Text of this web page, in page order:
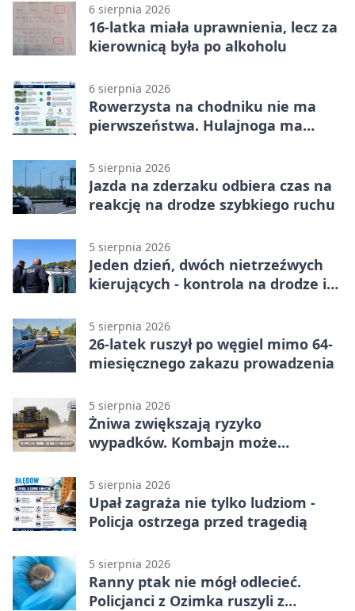
6 sierpnia 2026
16-latka miała uprawnienia, lecz za
kierownicą była po alkoholu
6 sierpnia 2026
Rowerzysta na chodniku nie ma
pierwszeństwa. Hulajnoga ma
5 sierpnia 2026
Jazda na zderzaku odbiera czas na
reakcję na drodze szybkiego ruchu
5 sierpnia 2026
Jeden dzień, dwóch nietrzeźwych
kierujących - kontrola na drodze i
5 sierpnia 2026
26-latek ruszył po węgiel mimo 64-
miesięcznego zakazu prowadzenia
5 sierpnia 2026
Żniwa zwiększają ryzyko
wypadków. Kombajn może
5 sierpnia 2026
Upał zagraża nie tylko ludziom -
Policja ostrzega przed tragedią
5 sierpnia 2026
Ranny ptak nie mógł odlecieć.
Policjanci z Ozimka ruszyli z